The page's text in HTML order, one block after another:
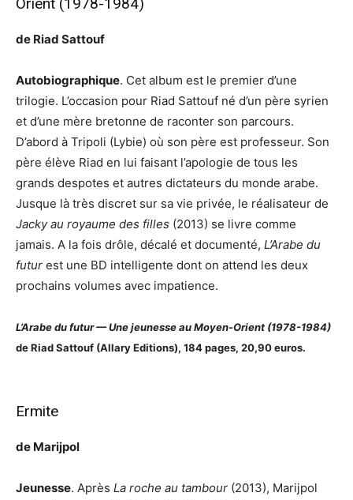
de Riad Sattouf
Autobiographique. Cet album est le premier d’une
trilogie. L’occasion pour Riad Sattouf né d’un père syrien
et d’une mère bretonne de raconter son parcours.
D’abord à Tripoli (Lybie) où son père est professeur. Son
père élève Riad en lui faisant l’apologie de tous les
grands despotes et autres dictateurs du monde arabe.
Jusque là très discret sur sa vie privée, le réalisateur de
Jacky au royaume des filles (2013) se livre comme
jamais. A la fois drôle, décalé et documenté, L’Arabe du
futur est une BD intelligente dont on attend les deux
prochains volumes avec impatience.
L’Arabe du futur — Une jeunesse au Moyen-Orient (1978-1984)
de Riad Sattouf (Allary Editions), 184 pages, 20,90 euros.
Ermite
de Marijpol
Jeunesse. Après La roche au tambour (2013), Marijpol